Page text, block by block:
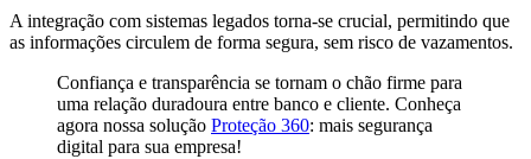
A integração com sistemas legados torna-se crucial, permitindo que
as informações circulem de forma segura, sem risco de vazamentos.
Confiança e transparência se tornam o chão firme para
uma relação duradoura entre banco e cliente. Conheça
agora nossa solução Proteção 360: mais segurança
digital para sua empresa!